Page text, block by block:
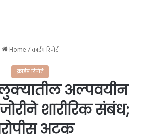
Home/क्राईम रिपोर्ट
क्राईम रिपोर्ट
अल्पवयीन
शारीरिक संबंध;
अटक